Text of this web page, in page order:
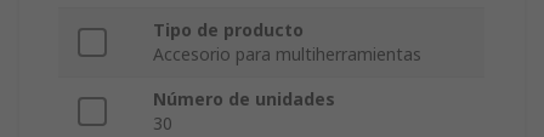
Tipo de producto
Accesorio para multiherramientas
Número de unidades
30